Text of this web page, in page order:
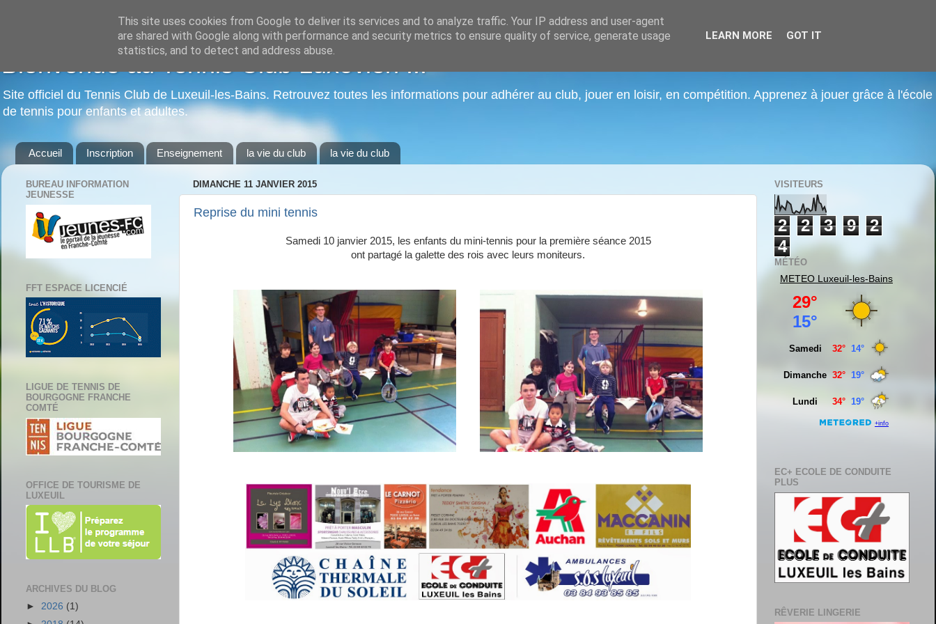
Bienvenue au Tennis Club Luxovien ...
Site officiel du Tennis Club de Luxeuil-les-Bains. Retrouvez toutes les informations pour adhérer au club, jouer en loisir, en compétition. Apprenez à jouer grâce à l'école
de tennis pour enfants et adultes.
Accueil Inscription Enseignement la vie du club la vie du club
DIMANCHE 11 JANVIER 2015
Reprise du mini tennis
Samedi 10 janvier 2015, les enfants du mini-tennis pour la première séance 2015
ont partagé la galette des rois avec leurs moniteurs.
BUREAU INFORMATION
JEUNESSE
FFT ESPACE LICENCIÉ
LIGUE DE TENNIS DE
BOURGOGNE FRANCHE
COMTÉ
OFFICE DE TOURISME DE
LUXEUIL
ARCHIVES DU BLOG
► 2026 (1)
VISITEURS
2 2 3 9
2
4
MÉTÉO
METEO Luxeuil-les-Bains
EC+ ECOLE DE CONDUITE
PLUS
RÊVERIE LINGERIE
This site uses cookies from Google to deliver its services and to analyze traffic. Your IP address and user-agent
are shared with Google along with performance and security metrics to ensure quality of service, generate usage
statistics, and to detect and address abuse.
LEARN MORE GOT IT